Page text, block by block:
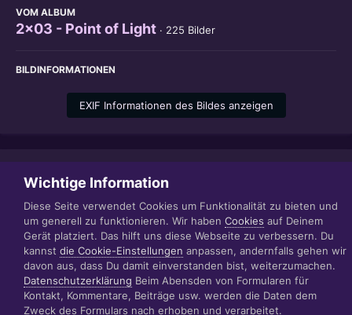
VOM ALBUM
2x03 - Point of Light · 225 Bilder
BILDINFORMATIONEN
EXIF Informationen des Bildes anzeigen
Teilen
Datenschutzerklärung Impressum
© 1999 - 2022 RÄBIGER IT|WEB|VIDEO|CONSULTING
www.raebiger.pro
Powered by Invision Community
Wichtige Information
Diese Seite verwendet Cookies um Funktionalität zu bieten und
um generell zu funktionieren. Wir haben Cookies auf Deinem
Gerät platziert. Das hilft uns diese Webseite zu verbessern. Du
kannst die Cookie-Einstellungen anpassen, andernfalls gehen wir
davon aus, dass Du damit einverstanden bist, weiterzumachen.
Datenschutzerklärung Beim Abensden von Formularen für
Kontakt, Kommentare, Beiträge usw. werden die Daten dem
Zweck des Formulars nach erhoben und verarbeitet.